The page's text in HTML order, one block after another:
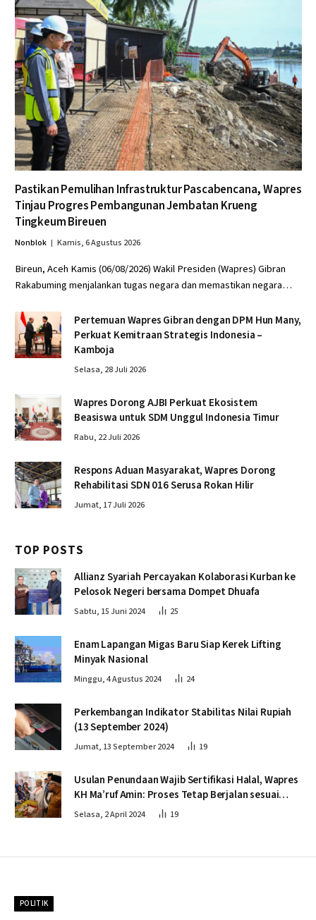
Pastikan Pemulihan Infrastruktur Pascabencana, Wapres
Tinjau Progres Pembangunan Jembatan Krueng
Tingkeum Bireuen
Nonblok Kamis, 6 Agustus 2026
Bireun, Aceh Kamis (06/08/2026) Wakil Presiden (Wapres) Gibran
Rakabuming menjalankan tugas negara dan memastikan negara…
Pertemuan Wapres Gibran dengan DPM Hun Many,
Perkuat Kemitraan Strategis Indonesia –
Kamboja
Selasa, 28 Juli 2026
Wapres Dorong AJBI Perkuat Ekosistem
Beasiswa untuk SDM Unggul Indonesia Timur
Rabu, 22 Juli 2026
Respons Aduan Masyarakat, Wapres Dorong
Rehabilitasi SDN 016 Serusa Rokan Hilir
Jumat, 17 Juli 2026
TOP POSTS
Allianz Syariah Percayakan Kolaborasi Kurban ke
Pelosok Negeri bersama Dompet Dhuafa
Sabtu, 15 Juni 2024 25
Enam Lapangan Migas Baru Siap Kerek Lifting
Minyak Nasional
Minggu, 4 Agustus 2024 24
Perkembangan Indikator Stabilitas Nilai Rupiah
(13 September 2024)
Jumat, 13 September 2024 19
Usulan Penundaan Wajib Sertifikasi Halal, Wapres
KH Ma’ruf Amin: Proses Tetap Berjalan sesuai
Penahapan
Selasa, 2 April 2024 19
POLITIK